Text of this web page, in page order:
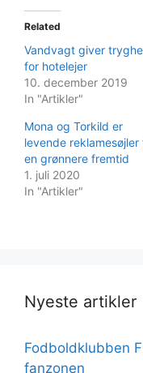
Related
Vandvagt giver
for hotelejer
10. december 2019
In "Artikler"
Mona og Torkild er
levende reklamesøjler
en grønnere fremtid
1. juli 2020
In "Artikler"
Nyeste artikler
Fodboldklubben
fanzonen